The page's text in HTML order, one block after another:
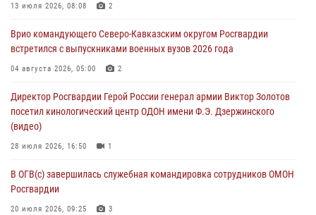
Представители ФСБ России по Уральскому округу Росгвардии и
Кузнецова
07 августа 2026, 12:00
Смольного собора в Санкт-Петербурге (видео)
3 1
13 июля 2026, 08:08 2
Врио командующего Северо-Кавказским округом Росгвардии
встретился с выпускниками военных вузов 2026 года
04 августа 2026, 05:00 2
Директор Росгвардии Герой России генерал армии Виктор Золотов
посетил кинологический центр ОДОН имени Ф.Э. Дзержинского
(видео)
28 июля 2026, 16:50 1
В ОГВ(с) завершилась служебная командировка сотрудников ОМОН
Росгвардии
20 июля 2026, 09:25 3